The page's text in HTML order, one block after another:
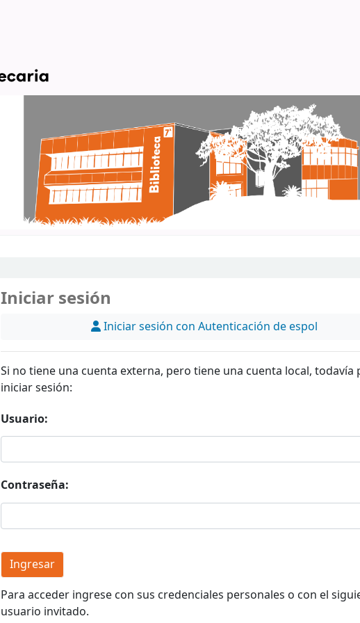
Iniciar sesión
Iniciar sesión con Autenticación de espol
Si no tiene una cuenta externa, pero tiene una cuenta local, todavía
iniciar sesión:
Usuario:
Contraseña:
Para acceder ingrese con sus credenciales personales o con el
usuario invitado.